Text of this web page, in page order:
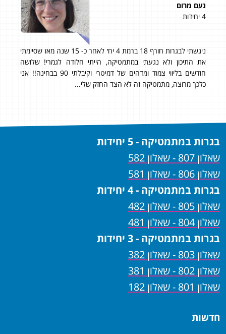
נעם מרום
4 יחידות
ניגשתי לבגרות חורף 18 ברמת 4 יח׳ לאחר כ- 15 שנה מאז שסיימתי
את התיכון ולא נגעתי במתמטיקה, הייתי חלודה לגמרי! שלושה
חודשים בליווי צמוד ומדהים של דמיטרי וקיבלתי 90 בבחינה!! אני
כלכך מרוצה, מתמטיקה זה לא הצד החזק שלי...
בגרות במתמטיקה - 5 יחידות
שאלון 807 - שאלון 582
שאלון 806 - שאלון 581
בגרות במתמטיקה - 4 יחידות
שאלון 805 - שאלון 482
שאלון 804 - שאלון 481
בגרות במתמטיקה - 3 יחידות
שאלון 803 - שאלון 382
שאלון 802 - שאלון 381
שאלון 801 - שאלון 182
חדשות